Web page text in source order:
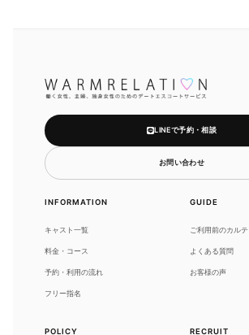
LINEで予約・相談
お問い合わせ
INFORMATION
キャスト一覧
料金・コース
予約・利用の流れ
フリー指名
GUIDE
ご利用前のカルテ
よくある質問
お客様の声
POLICY RECRUIT